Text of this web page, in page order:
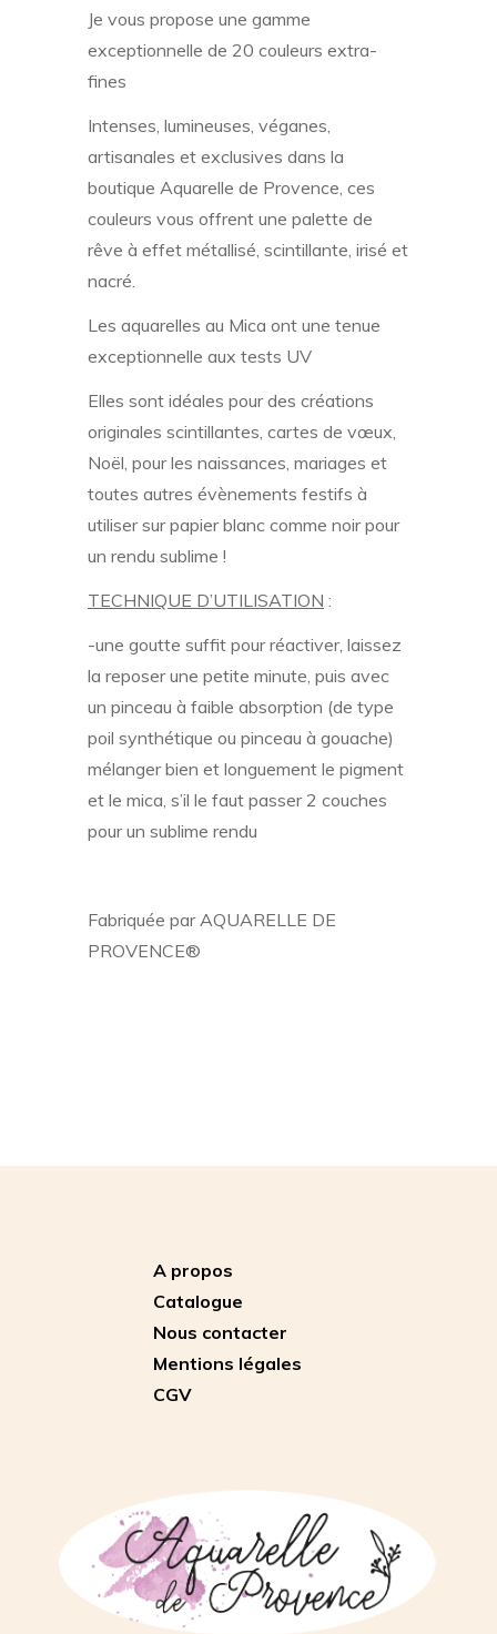
Je vous propose une gamme
exceptionnelle de 20 couleurs extra-
fines
Intenses, lumineuses, véganes,
artisanales et exclusives dans la
boutique Aquarelle de Provence, ces
couleurs vous offrent une palette de
rêve à effet métallisé, scintillante, irisé et
nacré.
Les aquarelles au Mica ont une tenue
exceptionnelle aux tests UV
Elles sont idéales pour des créations
originales scintillantes, cartes de vœux,
Noël, pour les naissances, mariages et
toutes autres évènements festifs à
utiliser sur papier blanc comme noir pour
un rendu sublime !
TECHNIQUE D’UTILISATION :
-une goutte suffit pour réactiver, laissez
la reposer une petite minute, puis avec
un pinceau à faible absorption (de type
poil synthétique ou pinceau à gouache)
mélanger bien et longuement le pigment
et le mica, s’il le faut passer 2 couches
pour un sublime rendu
Fabriquée par AQUARELLE DE
PROVENCE®
A propos
Catalogue
Nous contacter
Mentions légales
CGV